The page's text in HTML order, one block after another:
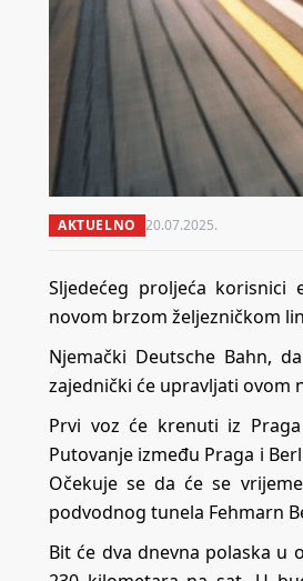
AKTUELNO 20.07.2025.
Sljedećeg proljeća korisnici
novom brzom željezničkom
Njemački Deutsche Bahn,
zajednički će upravljati ovom
Prvi voz će krenuti iz
Putovanje između Praga i
Očekuje se da će se
podvodnog tunela Fehmarn
Bit će dva dnevna polaska u